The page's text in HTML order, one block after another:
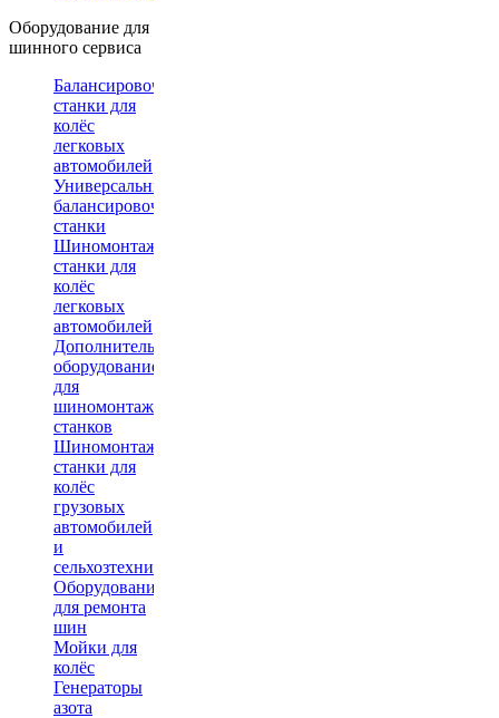
Оборудование для
шинного сервиса
Балансировочные
станки для
колёс
легковых
автомобилей
Универсальные
балансировочные
станки
Шиномонтажные
станки для
колёс
легковых
автомобилей
Дополнительное
оборудование
для
шиномонтажных
станков
Шиномонтажные
станки для
колёс
грузовых
автомобилей
и
сельхозтехники
Оборудование
для ремонта
шин
Мойки для
колёс
Генераторы
азота